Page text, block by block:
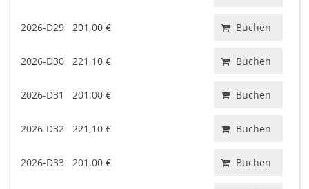
2026-D29 201,00 € Buchen
2026-D30 221,10 € Buchen
2026-D31 201,00 € Buchen
2026-D32 221,10 € Buchen
2026-D33 201,00 € Buchen